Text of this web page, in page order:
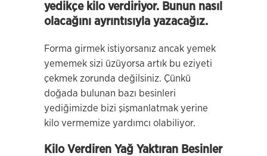
yedikçe kilo verdiriyor. Bunun nasıl
olacağını ayrıntısıyla yazacağız.
Forma girmek istiyorsanız ancak yemek
yememek sizi üzüyorsa artık bu eziyeti
çekmek zorunda değilsiniz. Çünkü
doğada bulunan bazı besinleri
yediğimizde bizi şişmanlatmak yerine
kilo vermemize yardımcı olabiliyor.
Kilo Verdiren Yağ Yaktıran Besinler